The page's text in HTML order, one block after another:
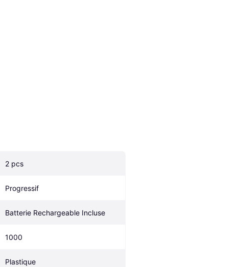
2 pcs
Progressif
Batterie Rechargeable Incluse
1000
Plastique